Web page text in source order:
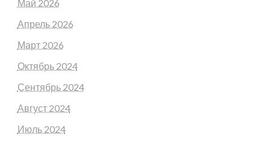
Май 2026
Апрель 2026
Март 2026
Октябрь 2024
Сентябрь 2024
Август 2024
Июль 2024